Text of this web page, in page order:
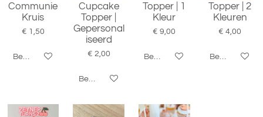
Communie
Kruis
€ 1,50
Bekijk details
Cupcake
Topper |
Gepersonal
iseerd
€ 2,00
Bekijk details
Topper | 1
Kleur
€ 9,00
Bekijk details
Topper | 2
Kleuren
€ 4,00
Bekijk details